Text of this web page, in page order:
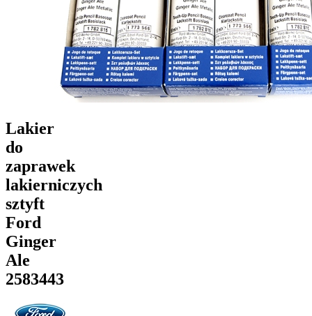
Lakier
do
zaprawek
lakierniczych
sztyft
Ford
Ginger
Ale
2583443